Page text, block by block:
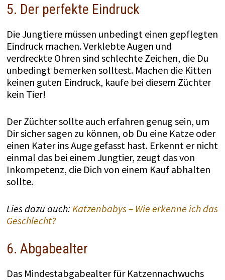
5. Der perfekte Eindruck
Die Jungtiere müssen unbedingt einen gepflegten
Eindruck machen. Verklebte Augen und
verdreckte Ohren sind schlechte Zeichen, die Du
unbedingt bemerken solltest. Machen die Kitten
keinen guten Eindruck, kaufe bei diesem Züchter
kein Tier!
Der Züchter sollte auch erfahren genug sein, um
Dir sicher sagen zu können, ob Du eine Katze oder
einen Kater ins Auge gefasst hast. Erkennt er nicht
einmal das bei einem Jungtier, zeugt das von
Inkompetenz, die Dich von einem Kauf abhalten
sollte.
Lies dazu auch: Katzenbabys – Wie erkenne ich das
Geschlecht?
6. Abgabealter
Das Mindestabgabealter für Katzennachwuchs